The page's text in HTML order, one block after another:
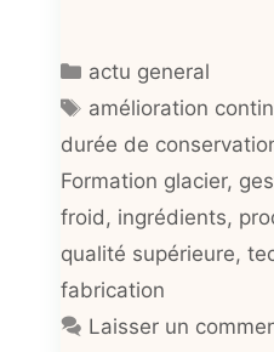
Catégories
actu general
Étiquettes
amélioration
durée de
Formation glacier,
froid , ingrédients,
qualité supérieure,
fabrication
Laisser un